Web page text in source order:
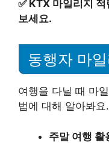
✅ KTX 마일리지
보세요.
동행자 마
여행을 다닐 때 마
법에 대해 알아봐요.
주말 여행 활